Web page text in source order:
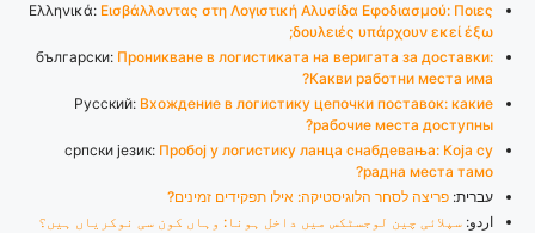
Ελληνικά: Εισβάλλοντας στη Λογιστική Αλυσίδα Εφοδιασμού: Ποιες
δουλειές υπάρχουν εκεί έξω;
български: Проникване в логистиката на веригата за доставки:
Какви работни места има?
Русский: Вхождение в логистику цепочки поставок: какие
рабочие места доступны?
српски језик: Пробој у логистику ланца снабдевања: Која су
радна места тамо?
עברית: פריצה לסחר הלוגיסטיקה: אילו תפקידים זמינים?
اردو: سپلائی چین لوجسٹکس میں داخل ہونا: وہاں کون سی نوکریاں ہیں؟